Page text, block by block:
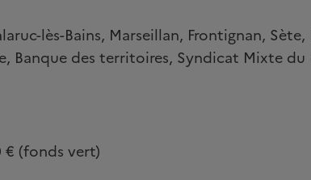
lès-Bains, Marseillan, Frontignan,
Banque des territoires, Syndicat Mixte
€ (fonds vert)